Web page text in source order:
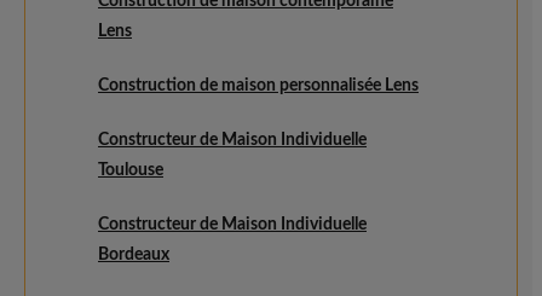
Lens
Construction de maison personnalisée Lens
Constructeur de Maison Individuelle
Toulouse
Constructeur de Maison Individuelle
Bordeaux